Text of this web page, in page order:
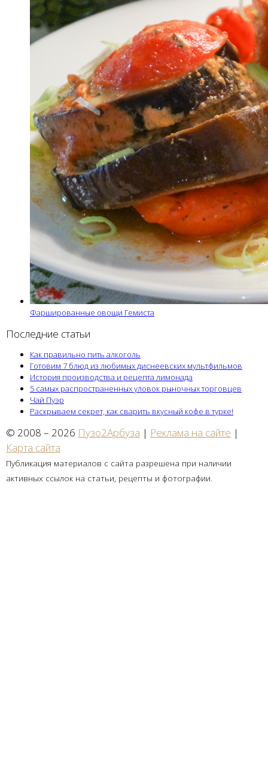
Фаршированные овощи Гемиста
Последние статьи
Как правильно пить алкоголь
Готовим 7 блюд из любимых диснеевских мультфильмов
История производства и рецепта лимонада
5 самых распространенных уловок рыночных торговцев
Чай Пуэр
Раскрываем секрет, как сварить вкусный кофе в турке!
© 2008 – 2026 Пузо2Арбуза | Реклама на сайте |
Карта сайта
Публикация материалов с сайта разрешена при наличии
активных ссылок на статьи, рецепты и фотографии.